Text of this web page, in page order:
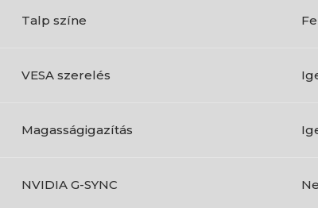
Talp színe
VESA szerelés
Magasságigazítás
NVIDIA G-SYNC